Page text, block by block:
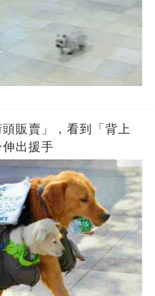
販賣」，看到「背上
出援手